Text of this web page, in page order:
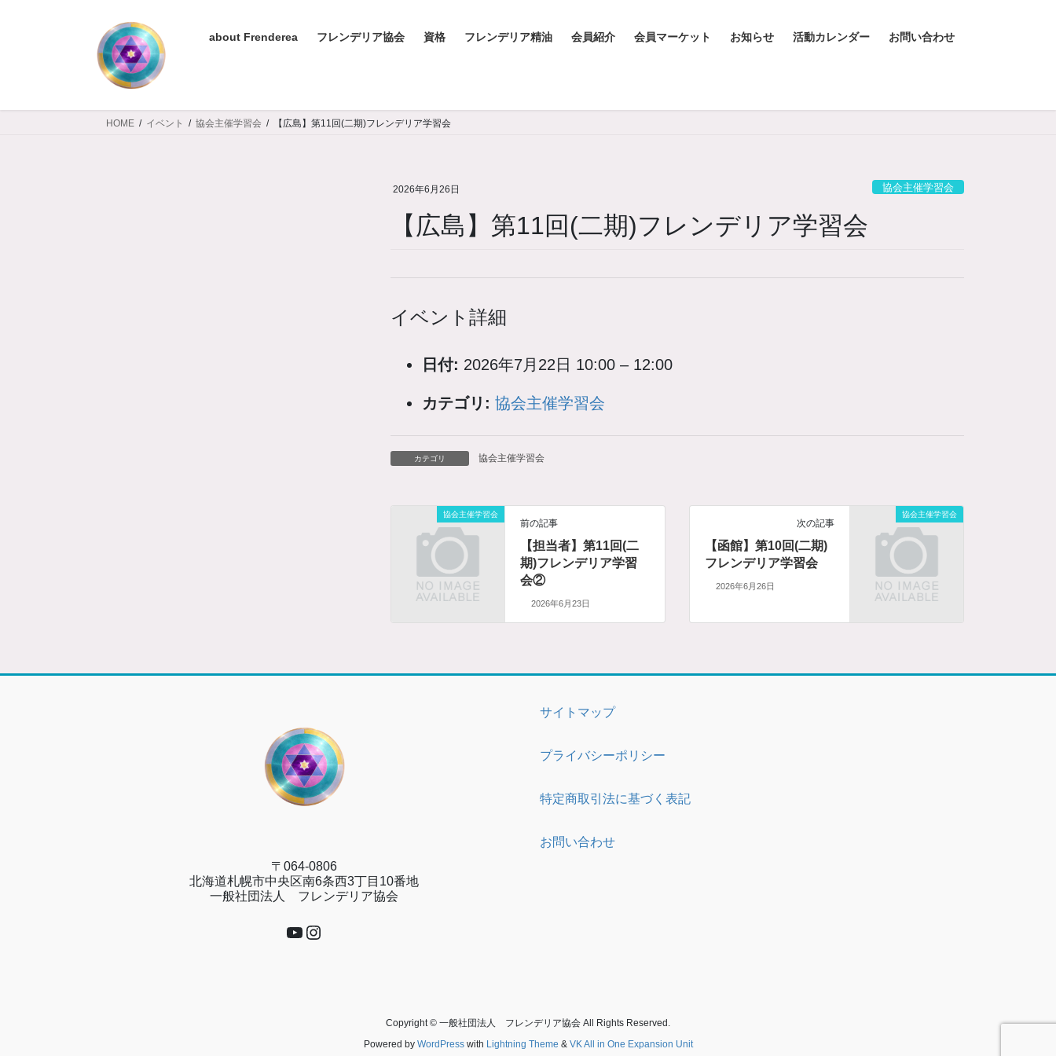
about Frenderea フレンデリア協会 資格 フレンデリア精油 会員紹介 会員マーケット お知らせ 活動カレンダー お問い合わせ
HOME イベント 協会主催学習会 【広島】第11回(二期)フレンデリア学習会
2026年6月26日 協会主催学習会
【広島】第11回(二期)フレンデリア学習会
イベント詳細
日付: 2026年7月22日 10:00 – 12:00
カテゴリ: 協会主催学習会
カテゴリ 協会主催学習会
協会主催学習会
前の記事
【担当者】第11回(二
期)フレンデリア学習
会②
2026年6月23日
協会主催学習会
次の記事
【函館】第10回(二期)
フレンデリア学習会
2026年6月26日
〒064-0806
北海道札幌市中央区南6条西3丁目10番地
一般社団法人 フレンデリア協会
YouTube
Instagram
サイトマップ
プライバシーポリシー
特定商取引法に基づく表記
お問い合わせ
Copyright © 一般社団法人 フレンデリア協会 All Rights Reserved.
Powered by WordPresswith Lightning Theme & VK All in One Expansion Unit